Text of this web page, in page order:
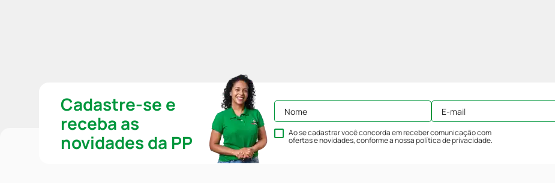
Cadastre-se e
receba as
novidades da PP
Ao se cadastrar você concorda em receber comunicação com
ofertas e novidades, conforme a nossapolítica de privacidade.